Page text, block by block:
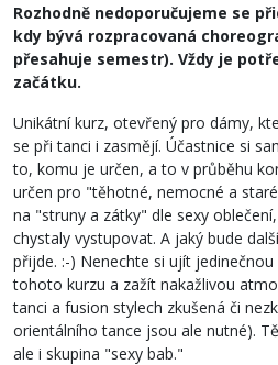
Rozhodně nedoporučujeme se
kdy bývá rozpracovaná
přesahuje semestr). Vždy je
začátku.
Unikátní kurz, otevřený pro dámy,
se při tanci i zasmějí. Účastnice si
to, komu je určen, a to v průběhu
určen pro "těhotné, nemocné a
na "struny a zátky" dle sexy
chystaly vystupovat. A jaký bude
přijde. :-) Nenechte si ujít
tohoto kurzu a zažít nakažlivou
tanci a fusion stylech zkušená či
orientálního tance jsou ale nutné).
ale i skupina "sexy bab."